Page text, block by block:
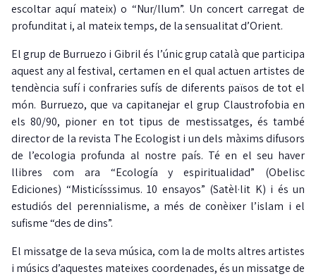
escoltar aquí mateix) o “Nur/llum”. Un concert carregat de
profunditat i, al mateix temps, de la sensualitat d’Orient.
El grup de Burruezo i Gibril és l’únic grup català que participa
aquest any al festival, certamen en el qual actuen artistes de
tendència sufí i confraries sufís de diferents països de tot el
món. Burruezo, que va capitanejar el grup Claustrofobia en
els 80/90, pioner en tot tipus de mestissatges, és també
director de la revista The Ecologist i un dels màxims difusors
de l’ecologia profunda al nostre país. Té en el seu haver
llibres com ara “Ecología y espiritualidad” (Obelisc
Ediciones) “Misticísssimus. 10 ensayos” (Satèl·lit K) i és un
estudiós del perennialisme, a més de conèixer l’islam i el
sufisme “des de dins”.
El missatge de la seva música, com la de molts altres artistes
i músics d’aquestes mateixes coordenades, és un missatge de